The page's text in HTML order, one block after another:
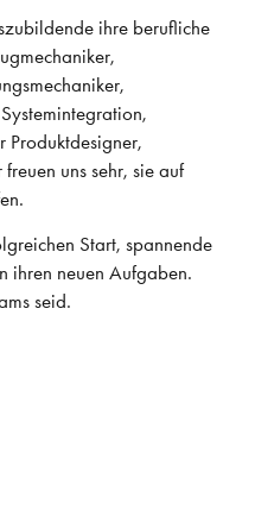
ihre berufliche
Produktdesigner,
uns sehr, sie auf
Start, spannende
ihren neuen Aufgaben.
seid.